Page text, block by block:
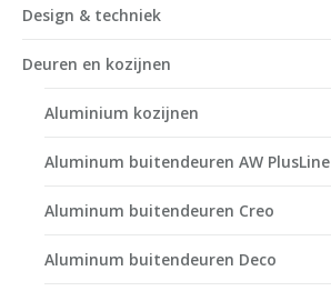
Design & techniek
Deuren en kozijnen
Aluminium kozijnen
Aluminum buitendeuren AW PlusLine
Aluminum buitendeuren Creo
Aluminum buitendeuren Deco